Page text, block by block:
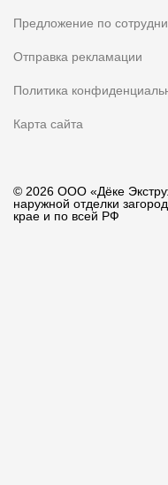
Предложение по
Отправка рекламации
Политика
Карта сайта
© 2026 ООО «Дёке
наружной отделки
крае и по всей РФ